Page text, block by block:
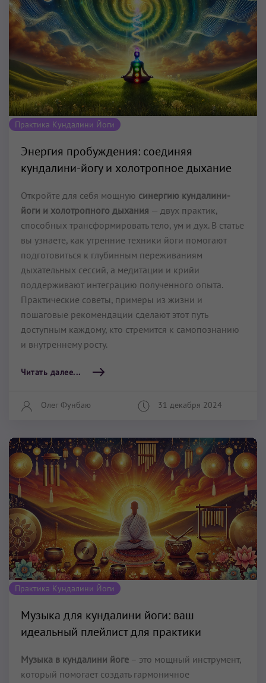
Практика Кундалини Йоги
Энергия пробуждения: соединяя
кундалини-йогу и холотропное дыхание
Откройте для себя мощную синергию кундалини-
йоги и холотропного дыхания — двух практик,
способных трансформировать тело, ум и дух. В статье
вы узнаете, как утренние техники йоги помогают
подготовиться к глубинным переживаниям
дыхательных сессий, а медитации и крийи
поддерживают интеграцию полученного опыта.
Практические советы, примеры из жизни и
пошаговые рекомендации сделают этот путь
доступным каждому, кто стремится к самопознанию
и внутреннему росту.
Читать далее...
Олег Фунбаю 31 декабря 2024
Практика Кундалини Йоги
Музыка для кундалини йоги: ваш
идеальный плейлист для практики
Музыка в кундалини йоге – это мощный инструмент,
который помогает создать гармоничное